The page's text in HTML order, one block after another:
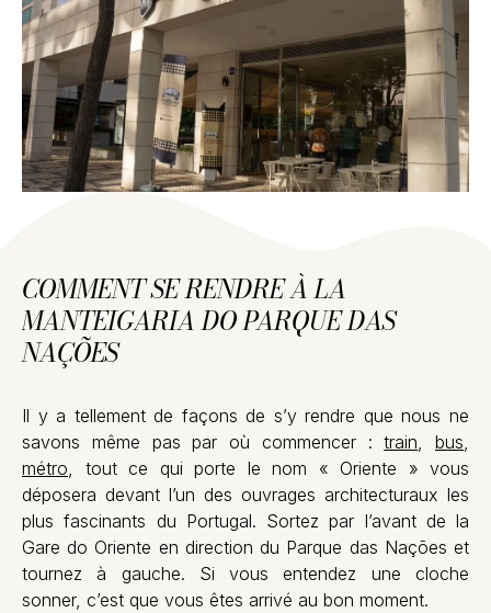
COMMENT SE RENDRE À LA
MANTEIGARIA DO PARQUE DAS
NAÇÕES
Il y a tellement de façons de s’y rendre que nous ne
savons même pas par où commencer :train, bus,
métro, tout ce qui porte le nom « Oriente » vous
déposera devant l’un des ouvrages architecturaux les
plus fascinants du Portugal. Sortez par l’avant de la
Gare do Oriente en direction du Parque das Nações et
tournez à gauche. Si vous entendez une cloche
sonner, c’est que vous êtes arrivé au bon moment.